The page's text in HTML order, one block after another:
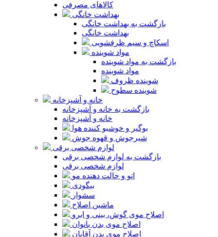
کالاهای مصرفی
بهداشت خانگی
بازگشت به بهداشت خانگی
بهداشت خانگی
اسکاچ و سیم ظرفشویی
مواد شوینده
بازگشت به مواد شوینده
مواد شوینده
شوینده ظروف
شوینده سطوح
خانه و آشپزخانه
بازگشت به خانه و آشپزخانه
خانه و آشپزخانه
بوگیر و خوشبو کننده هوا
شیرجوش و قهوه جوش
لوازم شخصی برقی
بازگشت به لوازم شخصی برقی
لوازم شخصی برقی
اتو و حالت دهنده مو
بیگودی
سشوار
ماشین اصلاح
اصلاح موی گوش، بینی و ابرو
اصلاح موی بدن بانوان
اصلاح موی بدن آقایان